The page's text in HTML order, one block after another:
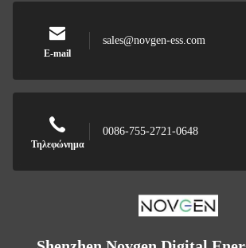
E-mail
sales@novgen-ess.com
Τηλεφώνημα
0086-755-2721-0648